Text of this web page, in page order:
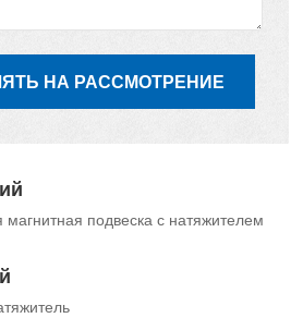
НА РАССМОТРЕНИЕ
магнитная подвеска с натяжителем